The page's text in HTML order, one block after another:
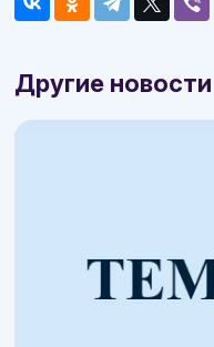
Другие новости